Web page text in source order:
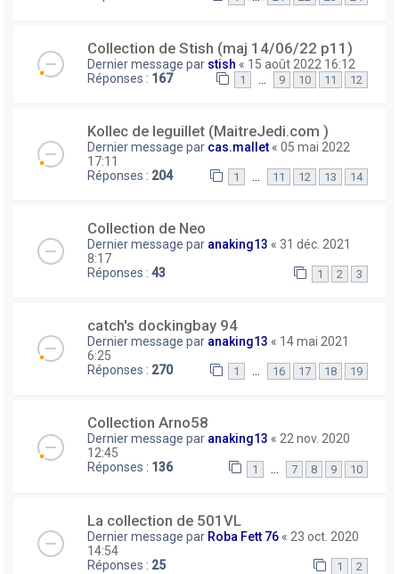
Collection de Stish (maj 14/06/22 p11)
Dernier message par stish « 15 août 2022 16:12
Réponses : 167 1 9 10 11 12
Kollec de leguillet (MaitreJedi.com )
Dernier message par cas.mallet « 05 mai 2022
17:11
Réponses : 204 1 11 12 13 14
Collection de Neo
Dernier message par anaking13 « 31 déc. 2021
8:17
Réponses : 43 1 2 3
catch's dockingbay 94
Dernier message par anaking13 « 14 mai 2021
6:25
Réponses : 270 1 … 16 17 18 19
Collection Arno58
Dernier message par anaking13 « 22 nov. 2020
12:45
Réponses : 136 1 7 8 9 10
La collection de 501VL
Dernier message par Roba Fett 76 « 23 oct. 2020
14:54
Réponses : 25 1 2